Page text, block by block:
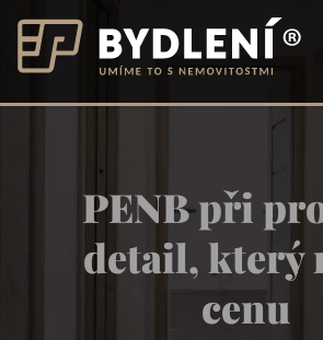
PENB při
detail, který
cenu